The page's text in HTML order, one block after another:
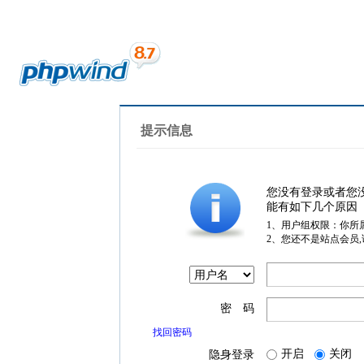
提示信息
您没有登录或者您
能有如下几个原因
1、用户组权限：你所
2、您还不是站点会员
密 码
找回密码
隐身登录 开启 关闭